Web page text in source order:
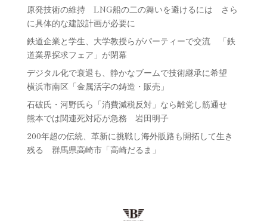
原発技術の維持 LNG船の二の舞いを避けるには さら
に具体的な建設計画が必要に
鉄道企業と学生、大学教授らがパーティーで交流 「鉄
道業界探求フェア」が閉幕
デジタル化で衰退も、静かなブームで技術継承に希望
横浜市南区「金属活字の鋳造・販売」
石破氏・河野氏ら「消費減税反対」なら離党し筋通せ
熊本では関連死対応が急務 岩田明子
200年超の伝統、革新に挑戦し海外販路も開拓して生き
残る 群馬県高崎市「高崎だるま」